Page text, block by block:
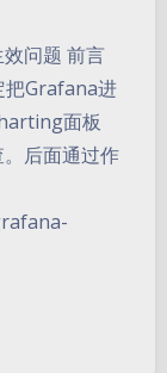
问题 前言
把Grafana进
面板
后面通过作